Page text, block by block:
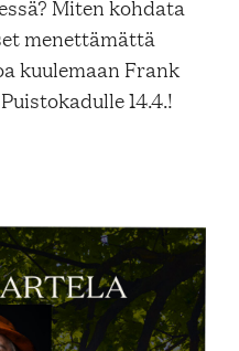
Miten kohdata
menettämättä
kuulemaan Frank
14.4.!